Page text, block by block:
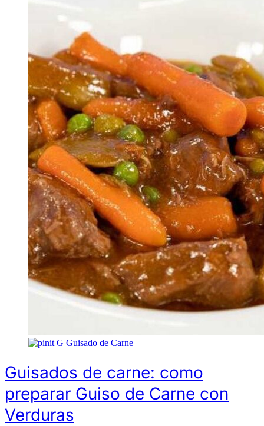
G Guisado de Carne
Guisados de carne: como
preparar Guiso de Carne con
Verduras